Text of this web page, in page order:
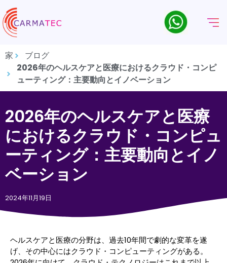
家
ブログ
2026年のヘルスケアと医療におけるクラウド・コンピ
ューティング：主要動向とイノベーション
2026年のヘルスケアと医療
におけるクラウド・コンピュ
ーティング：主要動向とイノ
ベーション
2024年11月19日
ヘルスケアと医療の分野は、過去10年間で劇的な変革を遂
げ、その中心にはクラウド・コンピューティングがある。